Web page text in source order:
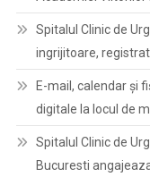
Spitalul Clinic de
ingrijitoare,
E-mail, calendar şi
digitale la locul de
Spitalul Clinic de
Bucuresti